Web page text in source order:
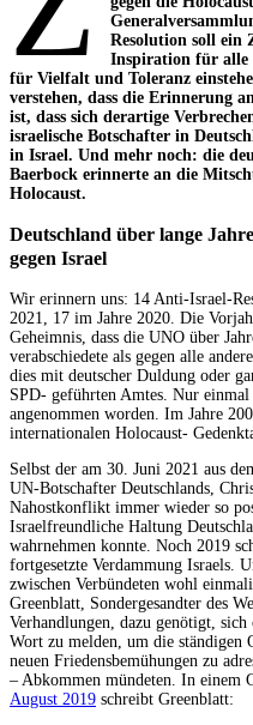
Resolution soll ein
Inspiration für alle
für Vielfalt und Toleranz
verstehen, dass die Erinnerung
ist, dass sich derartige
israelische Botschafter in
in Israel. Und mehr noch: die
Baerbock erinnerte an die
Holocaust.
Deutschland über lange
gegen Israel
Wir erinnern uns: 14 Anti-Israel-
2021, 17 im Jahre 2020. Die
Geheimnis, dass die UNO über
verabschiedete als gegen alle
dies mit deutscher Duldung oder
SPD- geführten Amtes. Nur
angenommen worden. Im Jahre
internationalen Holocaust-
Selbst der am 30. Juni 2021 aus
UN-Botschafter Deutschlands,
Nahostkonflikt immer wieder so
Israelfreundliche Haltung
wahrnehmen konnte. Noch 2019
fortgesetzte Verdammung Israels.
zwischen Verbündeten wohl
Greenblatt, Sondergesandter des
Verhandlungen, dazu genötigt,
Wort zu melden, um die ständigen
neuen Friedensbemühungen zu
– Abkommen mündeten. In einem
August 2019 schreibt Greenblatt: